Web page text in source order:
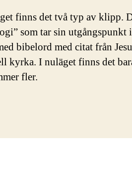
finns det två typ av klipp.
som tar sin utgångspunkt i
bibelord med citat från
kyrka. I nuläget finns det
fler.